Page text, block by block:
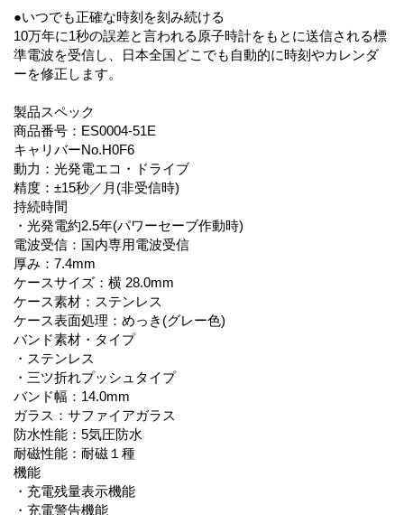
●いつでも正確な時刻を刻み続ける
10万年に1秒の誤差と言われる原子時計をもとに送信される標
準電波を受信し、日本全国どこでも自動的に時刻やカレンダ
ーを修正します。
製品スペック
商品番号：ES0004-51E
キャリバーNo.H0F6
動力：光発電エコ・ドライブ
精度：±15秒／月(非受信時)
持続時間
・光発電約2.5年(パワーセーブ作動時)
電波受信：国内専用電波受信
厚み：7.4mm
ケースサイズ：横 28.0mm
ケース素材：ステンレス
ケース表面処理：めっき(グレー色)
バンド素材・タイプ
・ステンレス
・三ツ折れプッシュタイプ
バンド幅：14.0mm
ガラス：サファイアガラス
防水性能：5気圧防水
耐磁性能：耐磁１種
機能
・充電残量表示機能
・充電警告機能